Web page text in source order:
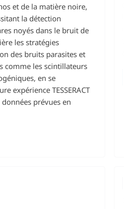
et de la matière noire,
la détection
noyés dans le bruit de
les stratégies
des bruits parasites et
comme les scintillateurs
en se
expérience TESSERACT
prévues en